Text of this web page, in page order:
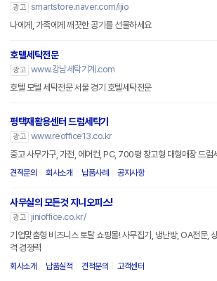
광고 smartstore.naver.com/ijio
나에게, 가족에게 깨끗한 공기를 선물하세요
호텔세탁전문
광고 www.강남세탁기계.com
호텔 모텔 세탁전문 서울 경기 호텔세탁전문
평택재활용센터 드럼세탁기
광고 www.reoffice13.co.kr
중고 사무가구, 가전, 에어컨, PC, 700평 창고형 대형매장 드럼
견적문의 회사소개 납품사례 공지사항
사무실의 모든것 지니오피스!
광고
jinioffice.co.kr/
기업맞춤형 비즈니스 토탈 쇼핑몰! 사무집기, 냉난방, OA전문,
격 경쟁력
회사소개 납품실적 견적문의 고객센터